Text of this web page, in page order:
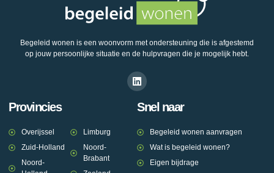
Begeleid wonen is een woonvorm met ondersteuning die is afgestemd
op jouw persoonlijke situatie en de hulpvragen die je mogelijk hebt.
Provincies
Overijssel
Zuid-Holland
Noord-
Limburg
Noord-
Brabant
Snel naar
Begeleid wonen aanvragen
Wat is begeleid wonen?
Eigen bijdrage